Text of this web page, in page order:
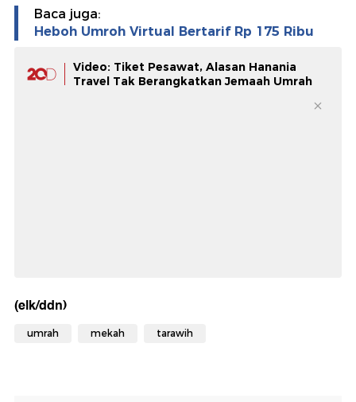
Baca juga:
Heboh Umroh Virtual Bertarif Rp 175 Ribu
Video: Tiket Pesawat, Alasan Hanania
Travel Tak Berangkatkan Jemaah Umrah
(elk/ddn)
umrah mekah tarawih